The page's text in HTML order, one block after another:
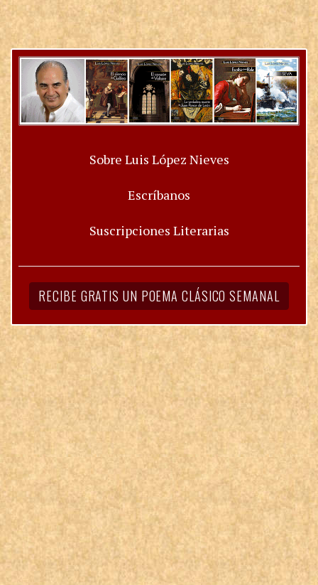
Sobre Luis López Nieves
Escríbanos
Suscripciones Literarias
RECIBE GRATIS UN POEMA CLÁSICO SEMANAL